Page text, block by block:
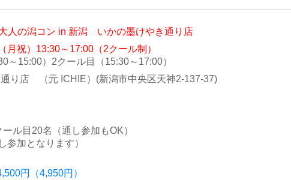
大人の潟コン in 新潟 いかの墨けやき通り店
月祝） 13:30～17:00（2クール制）
）2クール目（15:30～17:00）
り店 （元 ICHIE）(新潟市中央区天神2-137-37)
ル目20名（通し参加もOK）
参加となります）
円（4,950円）